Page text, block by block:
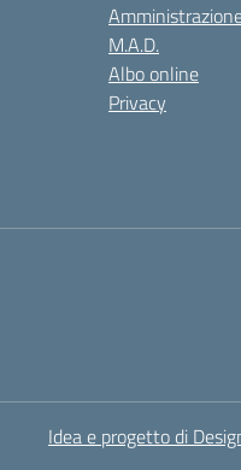
M.A.D.
Albo online
Privacy
Idea e progetto di